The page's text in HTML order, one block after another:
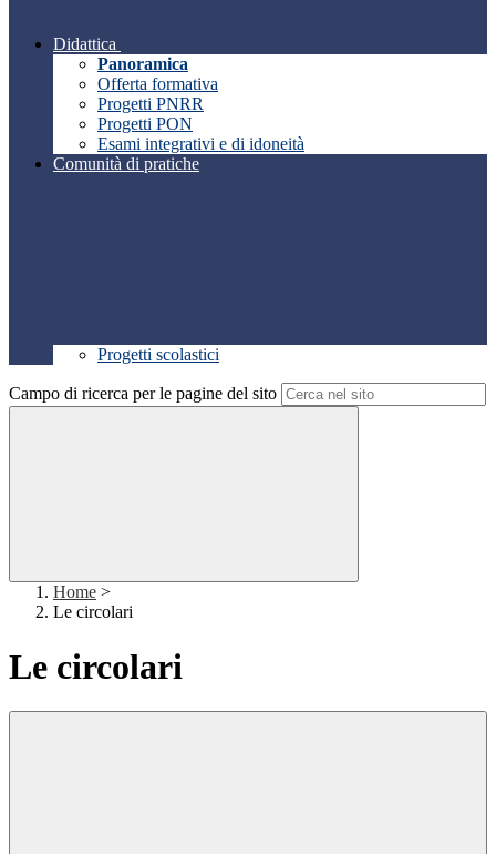
Didattica
Panoramica
Offerta formativa
Progetti PNRR
Progetti PON
Esami integrativi e di idoneità
Comunità di pratiche
Progetti scolastici
Campo di ricerca per le pagine del sito
Home >
Le circolari
Le circolari